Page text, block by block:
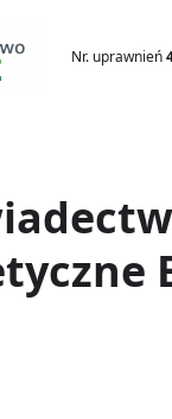
Nr. uprawnień